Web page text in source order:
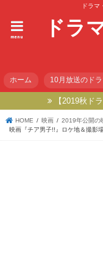
ドラマ
ドラ
menu
ホーム 10月放送のド
【2019秋ド
HOME 映画
2019年公開の
映画『チア男子!!』ロケ地＆撮影